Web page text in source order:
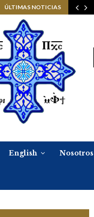
ÚLTIMAS NOTICIAS
English Nosotros